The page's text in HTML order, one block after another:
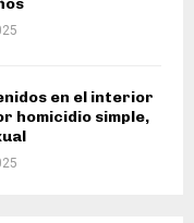
en el interior
homicidio simple,